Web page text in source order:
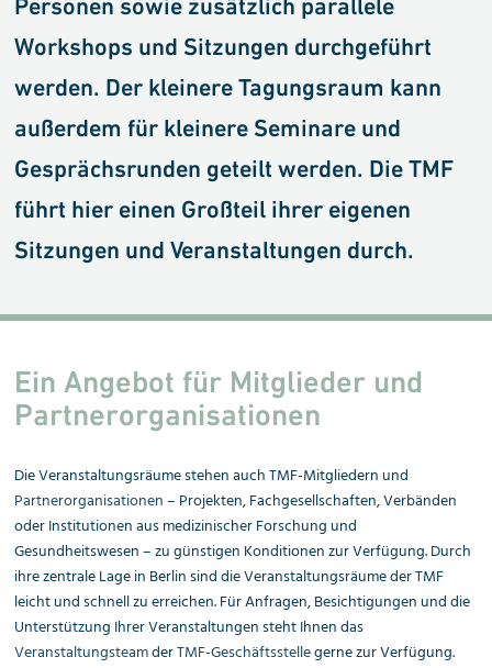
Personen sowie zusätzlich parallele
Workshops und Sitzungen durchgeführt
werden. Der kleinere Tagungsraum kann
außerdem für kleinere Seminare und
Gesprächs­runden geteilt werden. Die TMF
führt hier einen Großteil ihrer eigenen
Sitzungen und Veranstal­tungen durch.
Ein Angebot für Mitglieder und
Partnerorganisationen
Die Veranstaltungsräume stehen auch TMF-Mitgliedern und
Partnerorganisationen– Projekten, Fachgesellschaften, Verbänden
oder Institutionen aus medizinischer Forschung und
Gesundheitswesen – zu günstigen Konditionen zur Verfügung. Durch
ihre zentrale Lage in Berlin sind die Veranstaltungsräume der TMF
leicht und schnell zu erreichen. Für Anfragen, Besichtigungen und die
Unterstützung Ihrer Veranstaltungen steht Ihnen das
VeranstaltungsteamderTMF-Geschäftsstellegerne zur Verfügung.